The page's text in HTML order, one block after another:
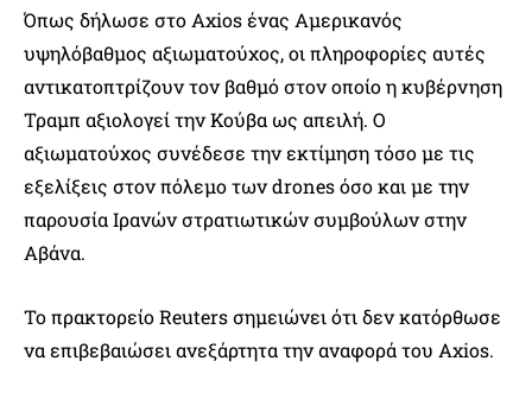
Όπως δήλωσε στο Axios ένας Αμερικανός
υψηλόβαθμος αξιωματούχος, οι πληροφορίες αυτές
αντικατοπτρίζουν τον βαθμό στον οποίο η κυβέρνηση
Τραμπ αξιολογεί την Κούβα ως απειλή. Ο
αξιωματούχος συνέδεσε την εκτίμηση τόσο με τις
εξελίξεις στον πόλεμο των drones όσο και με την
παρουσία Ιρανών στρατιωτικών συμβούλων στην
Αβάνα.
Το πρακτορείο Reuters σημειώνει ότι δεν κατόρθωσε
να επιβεβαιώσει ανεξάρτητα την αναφορά του Axios.